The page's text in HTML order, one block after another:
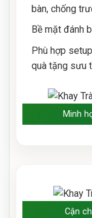
bàn, chống
Bề mặt đánh
Phù hợp
quà tặng sưu
Minh
Cận